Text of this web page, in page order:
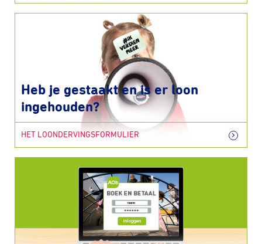
Heb je gestaakt en is er loon
ingehouden?
HET LOONDERVINGSFORMULIER